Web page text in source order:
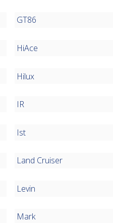
GT86
HiAce
Hilux
IR
Ist
Land Cruiser
Levin
Mark